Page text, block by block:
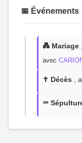
📅 Événements
💑 Mariage
avec
✝️ Décès ,
⚰️